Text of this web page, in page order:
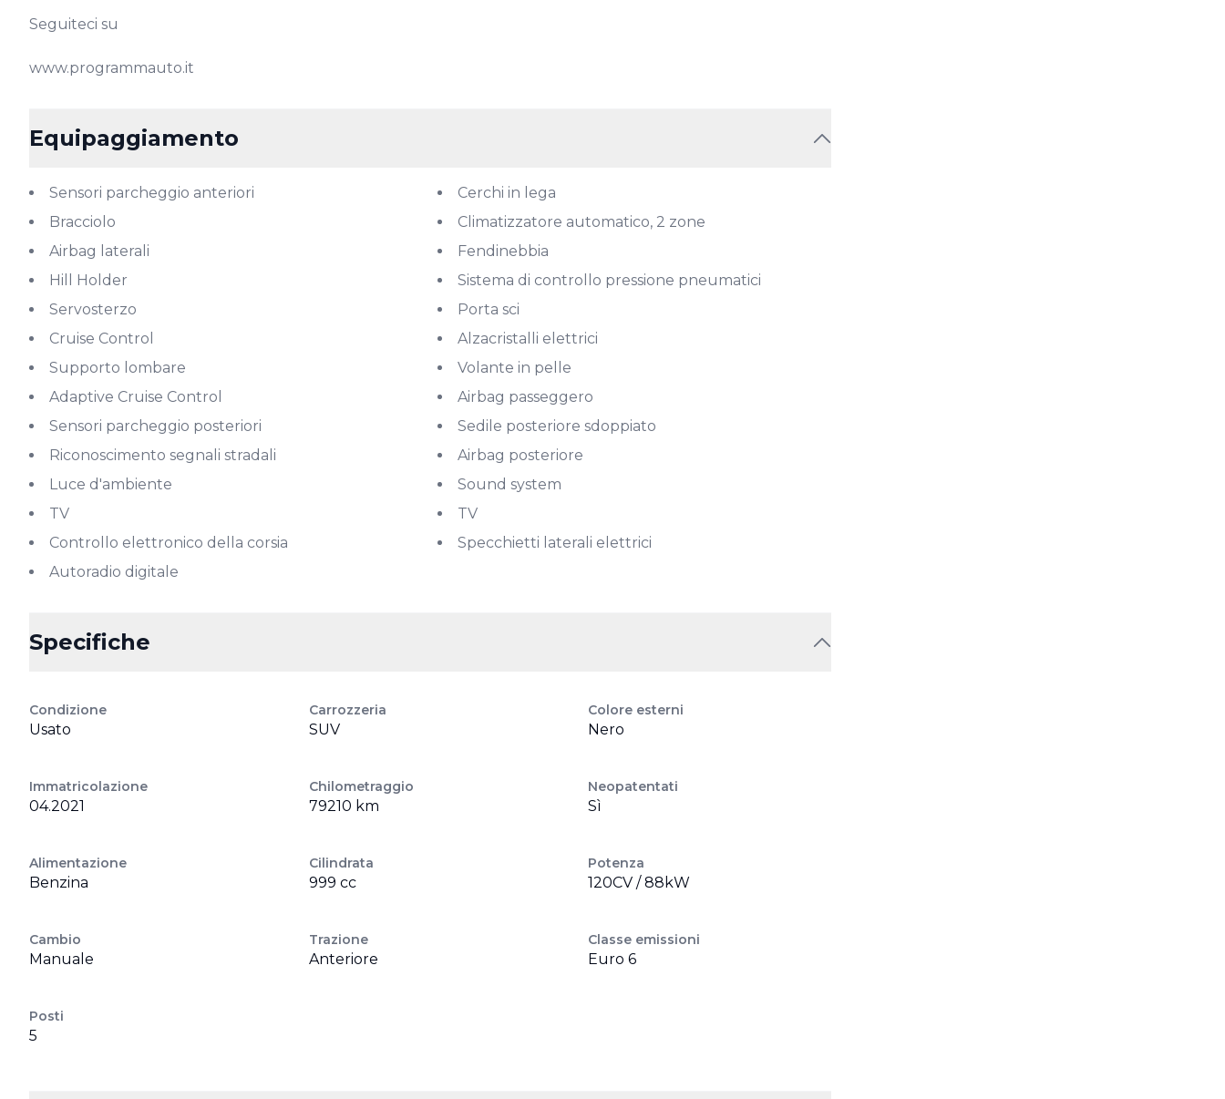
Seguiteci su
www.programmauto.it
Equipaggiamento
Sensori parcheggio anteriori
Cerchi in lega
Bracciolo
Climatizzatore automatico, 2 zone
Airbag laterali
Fendinebbia
Hill Holder
Sistema di controllo pressione pneumatici
Servosterzo
Porta sci
Cruise Control
Alzacristalli elettrici
Supporto lombare
Volante in pelle
Adaptive Cruise Control
Airbag passeggero
Sensori parcheggio posteriori
Sedile posteriore sdoppiato
Riconoscimento segnali stradali
Airbag posteriore
Luce d'ambiente
Sound system
TV
TV
Controllo elettronico della corsia
Specchietti laterali elettrici
Autoradio digitale
Specifiche
Condizione
Usato
Carrozzeria
SUV
Colore esterni
Nero
Immatricolazione
04.2021
Chilometraggio
79210 km
Neopatentati
Sì
Alimentazione
Benzina
Cilindrata
999 cc
Potenza
120CV / 88kW
Cambio
Manuale
Trazione
Anteriore
Classe emissioni
Euro 6
Posti
5